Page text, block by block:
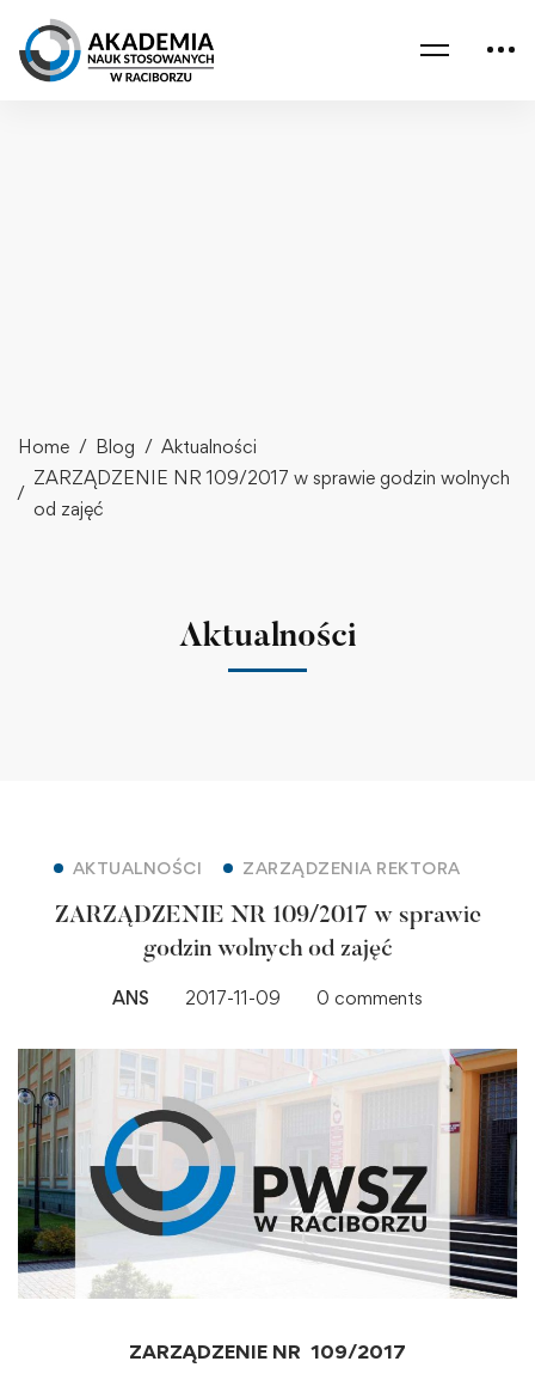
Home Blog
Aktualności
ZARZĄDZENIE NR 109/2017 w sprawie godzin wolnych
od zajęć
Aktualności
AKTUALNOŚCI ZARZĄDZENIA REKTORA
ZARZĄDZENIE NR 109/2017 w sprawie
godzin wolnych od zajęć
ANS 2017-11-09 0 comments
ZARZĄDZENIE NR 109/2017